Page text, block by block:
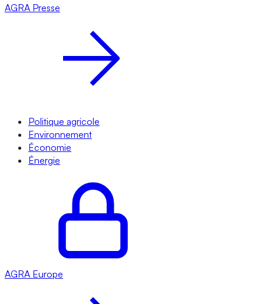
AGRA Presse
Politique agricole
Environnement
Économie
Énergie
AGRA Europe